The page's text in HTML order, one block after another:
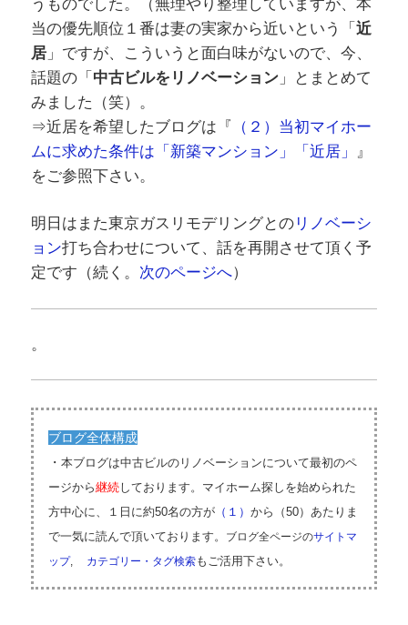
うものでした。（無理やり整理していますが、本
当の優先順位１番は妻の実家から近いという「 近
居」ですが、こういうと面白味がないので、今、
話題の「 中古ビルをリノベーション」とまとめて
みました（笑）。
⇒近居を希望したブログは『
（２）当初マイホー
ムに求めた条件は「新築マンション」「近居」
』
をご参照下さい。
明日はまた東京ガスリモデリングとのリノベーシ
ョン打ち合わせについて、話を再開させて頂く予
定です（続く。 次のページへ）
。
ブログ全体構成
・ 本ブログは中古ビルのリノベーションについて最初のペ
ージから継続しております。 マイホーム探しを始められた
方中心に、１日に約50名の方が（１） から（50）あたりま
で一気に読んで頂いております。
ブログ全ページのサイトマ
ップ, カテゴリー・タグ検索もご活用下さい。